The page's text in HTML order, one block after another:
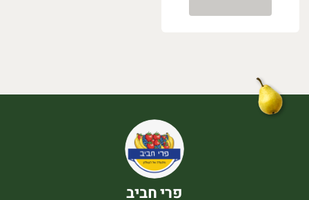
פרי חביב